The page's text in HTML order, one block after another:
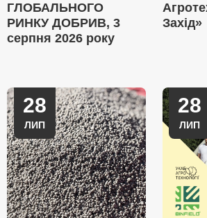
ГЛОБАЛЬНОГО
РИНКУ ДОБРИВ, 3
серпня 2026 року
Захід»
28
ЛИП
28
ЛИП